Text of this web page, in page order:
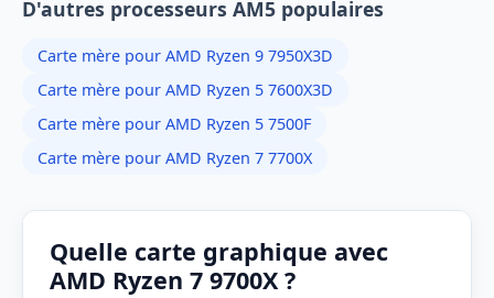
D'autres processeurs AM5 populaires
Carte mère pour AMD Ryzen 9 7950X3D
Carte mère pour AMD Ryzen 5 7600X3D
Carte mère pour AMD Ryzen 5 7500F
Carte mère pour AMD Ryzen 7 7700X
Quelle carte graphique avec
AMD Ryzen 7 9700X ?